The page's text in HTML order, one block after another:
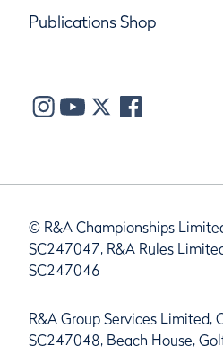
Publications Shop
© R&A Championships
SC247047, R&A Rules
SC247046
R&A Group Services Limited,
SC247048, Beach House,